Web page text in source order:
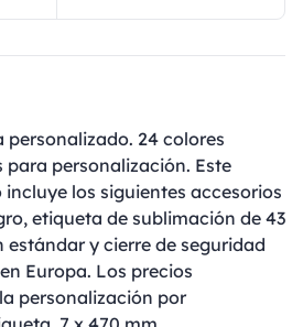
24 colores
personalización. Este
los siguientes accesorios
etiqueta de sublimación de 43
estándar y cierre de seguridad
Europa. Los precios
personalización por